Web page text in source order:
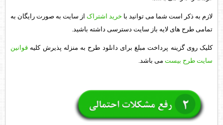
لازم به ذکر است شما می توانید با خرید اشتراک از سایت به صورت رایگان به
تمامی طرح های لایه باز سایت دسترسی داشته باشید.
کلیک روی گزینه پرداخت مبلغ برای دانلود طرح به منزله پذیرش کلیه قوانین
سایت طرح بیست می باشد.